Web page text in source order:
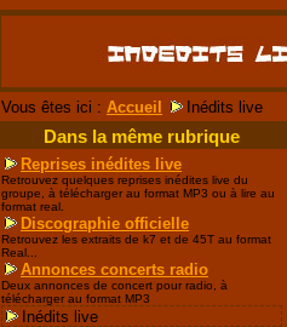
Vous êtes ici : Accueil Inédits live
Dans la même rubrique
Reprises inédites live
Retrouvez quelques reprises inédites live du
groupe, à télécharger au format MP3 ou à lire au
format real.
Discographie officielle
Retrouvez les extraits de k7 et de 45T au format
Real...
Annonces concerts radio
Deux annonces de concert pour radio, à
télécharger au format MP3
Inédits live